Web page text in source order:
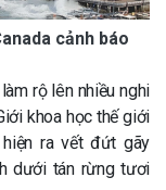
cảnh báo
rộ lên nhiều nghi
khoa học thế giới
ra vết đứt gãy
dưới tán rừng tươi